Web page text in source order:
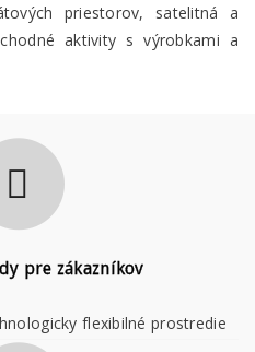
priestorov, satelitná a
aktivity s výrobkami a
pre zákazníkov
flexibilné prostredie